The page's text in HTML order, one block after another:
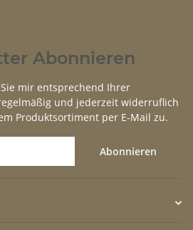
Abonnieren
mir entsprechend Ihrer
und jederzeit widerruflich
Produktsortiment per E-Mail zu.
Abonnieren